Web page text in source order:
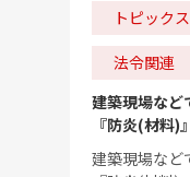
トピックス
法令関連
建築現場など
『防炎(材料)
建築現場など